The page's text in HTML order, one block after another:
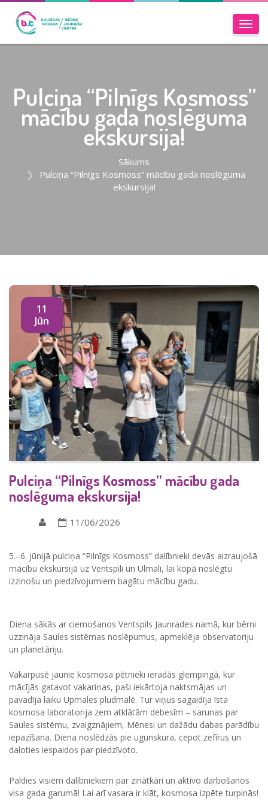
Pulciņa “Pilnīgs Kosmoss”
mācību gada noslēguma
ekskursija!
Sākums
Pulciņa “Pilnīgs Kosmoss” mācību gada noslēguma
ekskursija!
11
Jūn
Pulciņa “Pilnīgs Kosmoss” mācību gada
noslēguma ekskursija!
11/06/2026
5.–6. jūnijā pulciņa “Pilnīgs Kosmoss” dalībnieki devās aizraujošā
mācību ekskursijā uz Ventspili un Ulmali, lai kopā noslēgtu
izzinošu un piedzīvojumiem bagātu mācību gadu.
Diena sākās ar ciemošanos Ventspils Jaunrades namā, kur bērni
uzzināja Saules sistēmas noslēpumus, apmeklēja observatoriju
un planetāriju.
Vakarpusē jaunie kosmosa pētnieki ieradās glempingā, kur
mācījās gatavot vakariņas, paši iekārtoja naktsmājas un
pavadīja laiku Upmales pludmalē. Tur viņus sagaidīja īsta
kosmosa laboratorija zem atklātām debesīm – sarunas par
Saules sistēmu, zvaigznājiem, Mēnesi un dažādu dabas parādību
iepazīšana. Diena noslēdzās pie ugunskura, cepot zefīrus un
daloties iespaidos par piedzīvoto.
Paldies visiem dalībniekiem par zinātkāri un aktīvo darbošanos
visa gada garumā! Lai arī vasara ir klāt, kosmosa izpēte turpinās!